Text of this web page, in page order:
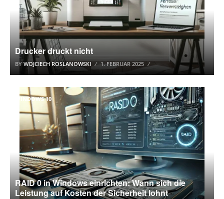
Drucker druckt nicht
BYWOJCIECH ROSLANOWSKI 1. FEBRUAR 2025
WINDOWS 10
RAID 0 in Windows einrichten: Wann sich die
Leistung auf Kosten der Sicherheit lohnt